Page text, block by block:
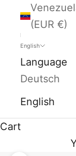
(EUR €)
English
Language
Deutsch
English
Cart